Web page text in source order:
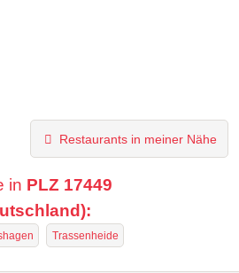
Restaurants in meiner Nähe
in PLZ 17449
Trassenheide